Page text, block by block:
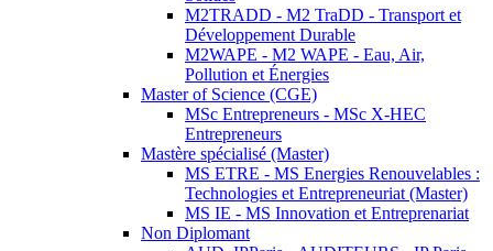
M2TRADD - M2 TraDD - Transport et
Développement Durable
M2WAPE - M2 WAPE - Eau, Air,
Pollution et Énergies
Master of Science (CGE)
MSc Entrepreneurs - MSc X-HEC
Entrepreneurs
Mastère spécialisé (Master)
MS ETRE - MS Energies Renouvelables :
Technologies et Entrepreneuriat (Master)
MS IE - MS Innovation et Entreprenariat
Non Diplomant